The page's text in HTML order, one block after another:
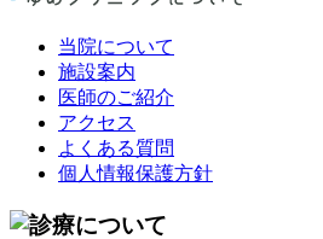
当院について
施設案内
医師のご紹介
アクセス
よくある質問
個人情報保護方針